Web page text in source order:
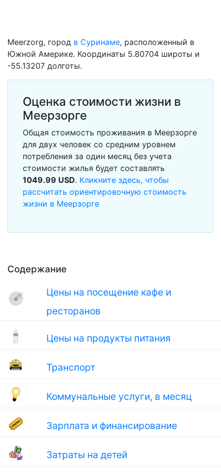
Содержание
Цены на посещение кафе и
ресторанов
Цены на продукты питания
Транспорт
Коммунальные услуги, в месяц
Зарплата и финансирование
Затраты на детей
Meerzorg, город в Суринаме, расположенный в
Южной Америке. Координаты 5.80704 широты и
-55.13207 долготы.
Оценка стоимости жизни в
Меерзорге
Общая стоимость проживания в Меерзорге
для двух человек со средним уровнем
потребления за один месяц без учета
стоимости жилья будет составлять
1049.99 USD. Кликните здесь, чтобы
рассчитать ориентировочную стоимость
жизни в Меерзорге